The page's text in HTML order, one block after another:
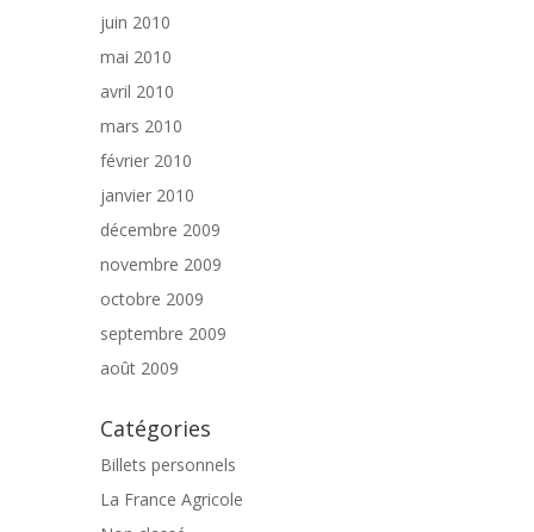
juin 2010
mai 2010
avril 2010
mars 2010
février 2010
janvier 2010
décembre 2009
novembre 2009
octobre 2009
septembre 2009
août 2009
Catégories
Billets personnels
La France Agricole